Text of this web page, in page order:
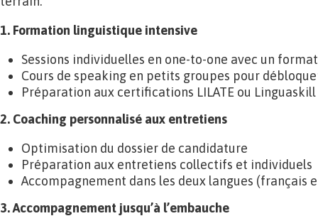
1. Formation linguistique intensive
Sessions individuelles en one-to-one avec un
Cours de speaking en petits groupes pour
Préparation aux certifications LILATE ou
2. Coaching personnalisé aux entretiens
Optimisation du dossier de candidature
Préparation aux entretiens collectifs et individuels
Accompagnement dans les deux langues (français
3. Accompagnement jusqu’à l’embauche